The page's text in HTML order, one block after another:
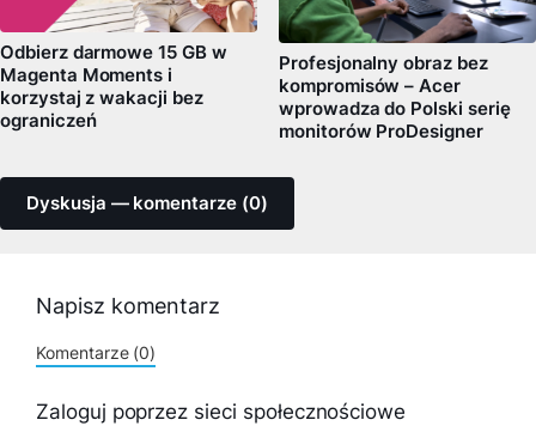
Odbierz darmowe 15 GB w
Magenta Moments i
korzystaj z wakacji bez
ograniczeń
Profesjonalny obraz bez
kompromisów – Acer
wprowadza do Polski serię
monitorów ProDesigner
Dyskusja — komentarze (0)
Napisz komentarz
Komentarze (0)
Zaloguj poprzez sieci społecznościowe